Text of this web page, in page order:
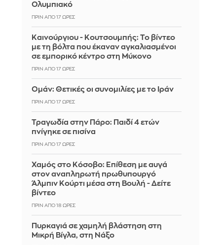
Ολυμπιακό
ΠΡΙΝ ΑΠΌ 17 ΏΡΕΣ
Καινούργιου - Κουτσουμπής: Το βίντεο
με τη βόλτα που έκαναν αγκαλιασμένοι
σε εμπορικό κέντρο στη Μύκονο
ΠΡΙΝ ΑΠΌ 17 ΏΡΕΣ
Ομάν: Θετικές οι συνομιλίες με το Ιράν
ΠΡΙΝ ΑΠΌ 17 ΏΡΕΣ
Τραγωδία στην Πάρο: Παιδί 4 ετών
πνίγηκε σε πισίνα
ΠΡΙΝ ΑΠΌ 17 ΏΡΕΣ
Χαμός στο Κόσοβο: Επίθεση με αυγά
στον αναπληρωτή πρωθυπουργό
Άλμπιν Κούρτι μέσα στη Βουλή - Δείτε
βίντεο
ΠΡΙΝ ΑΠΌ 18 ΏΡΕΣ
Πυρκαγιά σε χαμηλή βλάστηση στη
Μικρή Βίγλα, στη Νάξο